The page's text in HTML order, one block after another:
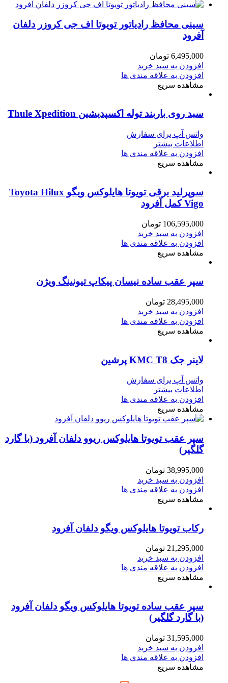
سینی محافظ رادیاتور تویوتا اف جی کروزر دلفان
آفرود
6,495,000 تومان
افزودن به سبد خرید
افزودن به علاقه مندی ها
مشاهده سریع
سبد روی باربند توله اکسپدیشین Thule Xpedition
واتس آپ برای سفارش
اطلاعات بیشتر
افزودن به علاقه مندی ها
مشاهده سریع
سوپرلید برقی تویوتا هایلوکس ویگو Toyota Hilux
Vigo کمل آفرود
106,595,000 تومان
افزودن به سبد خرید
افزودن به علاقه مندی ها
مشاهده سریع
سپر عقب ساده نیسان پیکاپ تیونینگ ویژن
28,495,000 تومان
افزودن به سبد خرید
افزودن به علاقه مندی ها
مشاهده سریع
لاینر جک KMC T8 پرشین
واتس آپ برای سفارش
اطلاعات بیشتر
افزودن به علاقه مندی ها
مشاهده سریع
سپر عقب تویوتا هایلوکس ریوو دلفان آفرود (با گارد
گلگیر)
38,995,000 تومان
افزودن به سبد خرید
افزودن به علاقه مندی ها
مشاهده سریع
رکاب تویوتا هایلوکس ویگو دلفان آفرود
21,295,000 تومان
افزودن به سبد خرید
افزودن به علاقه مندی ها
مشاهده سریع
سپر عقب ساده تویوتا هایلوکس ویگو دلفان آفرود
(با گارد گلگیر)
31,595,000 تومان
افزودن به سبد خرید
افزودن به علاقه مندی ها
مشاهده سریع